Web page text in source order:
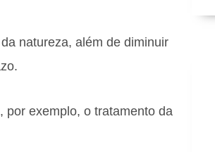
natureza, além de diminuir
por exemplo, o tratamento da